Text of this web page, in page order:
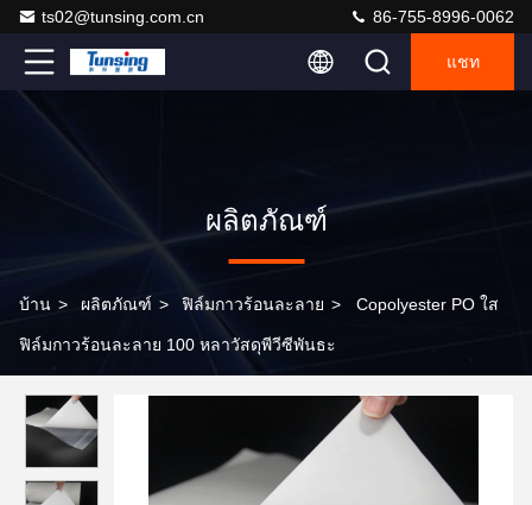
ts02@tunsing.com.cn 86-755-8996-0062
แชท
ผลิตภัณฑ์
บ้าน > ผลิตภัณฑ์ > ฟิล์มกาวร้อนละลาย > Copolyester PO ใส
ฟิล์มกาวร้อนละลาย 100 หลาวัสดุพีวีซีพันธะ